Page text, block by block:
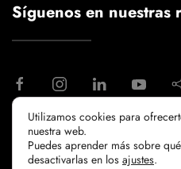
Síguenos en nuestras
aviso legal
politica de
politicia de cookies
Utilizamos cookies para
nuestra web.
Puedes aprender más sobre
desactivarlas en los ajustes.